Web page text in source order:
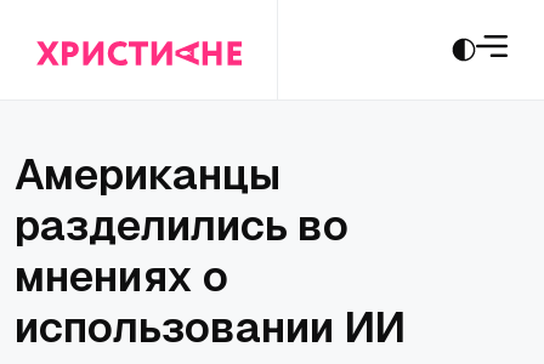
Американцы
разделились во
мнениях о
использовании ИИ